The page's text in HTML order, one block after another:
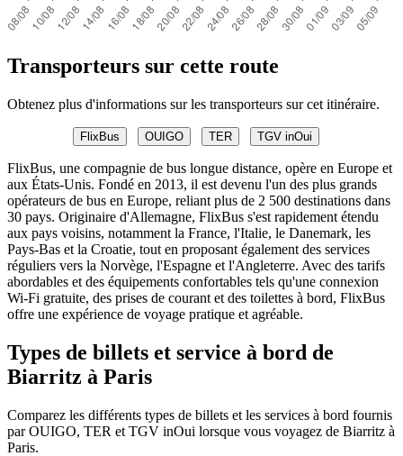
Transporteurs sur cette route
Obtenez plus d'informations sur les transporteurs sur cet itinéraire.
FlixBus OUIGO TER TGV inOui
FlixBus, une compagnie de bus longue distance, opère en Europe et
aux États-Unis. Fondé en 2013, il est devenu l'un des plus grands
opérateurs de bus en Europe, reliant plus de 2 500 destinations dans
30 pays. Originaire d'Allemagne, FlixBus s'est rapidement étendu
aux pays voisins, notamment la France, l'Italie, le Danemark, les
Pays-Bas et la Croatie, tout en proposant également des services
réguliers vers la Norvège, l'Espagne et l'Angleterre. Avec des tarifs
abordables et des équipements confortables tels qu'une connexion
Wi-Fi gratuite, des prises de courant et des toilettes à bord, FlixBus
offre une expérience de voyage pratique et agréable.
Types de billets et service à bord de
Biarritz à Paris
Comparez les différents types de billets et les services à bord fournis
par OUIGO, TER et TGV inOui lorsque vous voyagez de Biarritz à
Paris.